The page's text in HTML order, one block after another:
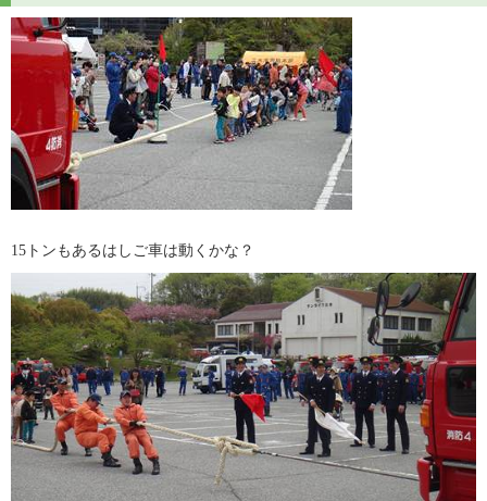
15トンもあるはしご車は動くかな？